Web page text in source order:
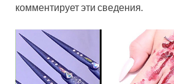
комментирует эти сведения.